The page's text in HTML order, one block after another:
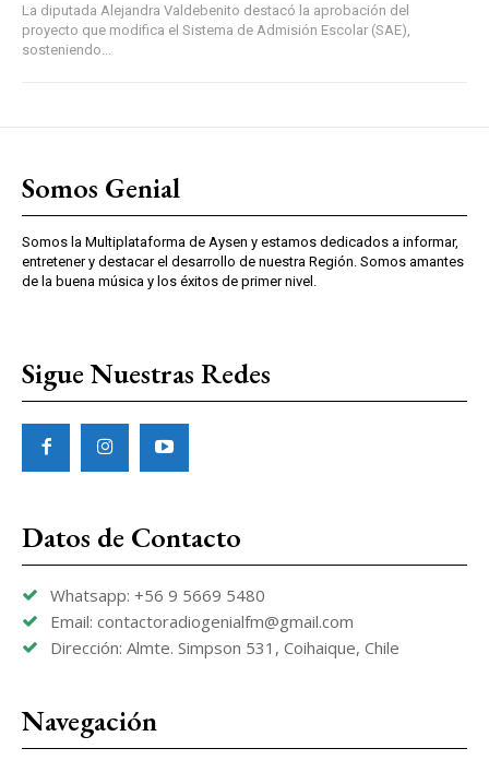
La diputada Alejandra Valdebenito destacó la aprobación del
proyecto que modifica el Sistema de Admisión Escolar (SAE),
sosteniendo...
Somos Genial
Somos la Multiplataforma de Aysen y estamos dedicados a informar,
entretener y destacar el desarrollo de nuestra Región. Somos amantes
de la buena música y los éxitos de primer nivel.
Sigue Nuestras Redes
Datos de Contacto
Whatsapp: +56 9 5669 5480
Email: contactoradiogenialfm@gmail.com
Dirección: Almte. Simpson 531, Coihaique, Chile
Navegación